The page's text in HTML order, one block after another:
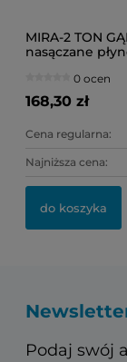
MIRA-2 TON
nasączane
0 ocen
168,30 zł
Cena regularna:
Najniższa cena:
do koszyka
Podaj swój